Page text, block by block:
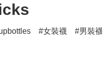
女裝襪
男裝襪